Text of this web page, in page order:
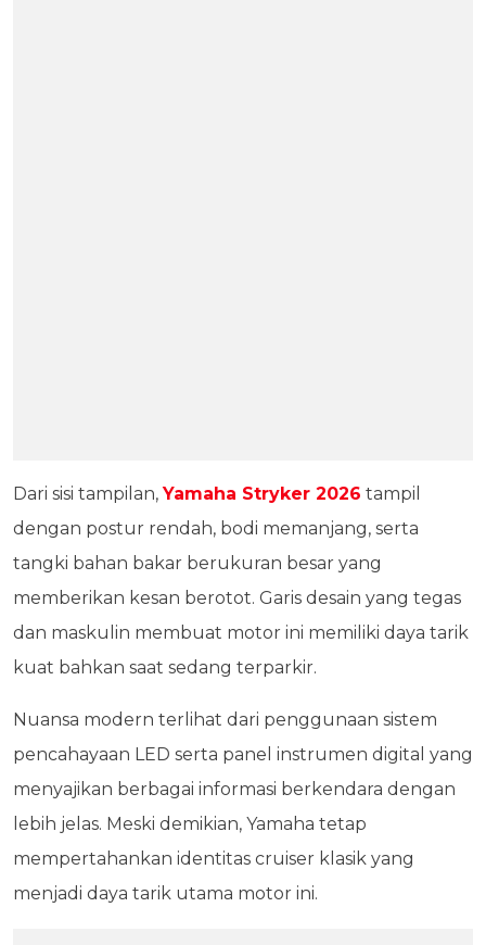
Dari sisi tampilan,Yamaha Stryker 2026 tampil
dengan postur rendah, bodi memanjang, serta
tangki bahan bakar berukuran besar yang
memberikan kesan berotot. Garis desain yang tegas
dan maskulin membuat motor ini memiliki daya tarik
kuat bahkan saat sedang terparkir.
Nuansa modern terlihat dari penggunaan sistem
pencahayaan LED serta panel instrumen digital yang
menyajikan berbagai informasi berkendara dengan
lebih jelas. Meski demikian, Yamaha tetap
mempertahankan identitas cruiser klasik yang
menjadi daya tarik utama motor ini.